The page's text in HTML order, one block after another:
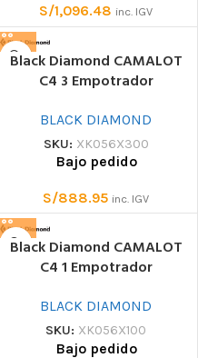
S/1,096.48 inc. IGV
Black Diamond CAMALOT
C4 3 Empotrador
BLACK DIAMOND
SKU: XK056X300
Bajo pedido
S/888.95 inc. IGV
Black Diamond CAMALOT
C4 1 Empotrador
BLACK DIAMOND
SKU: XK056X100
Bajo pedido